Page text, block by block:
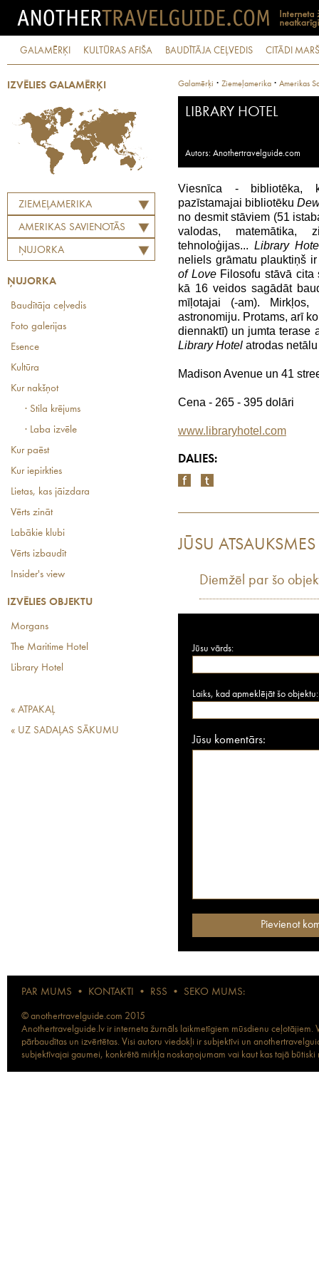
GALAMĒRĶI KULTŪRAS AFIŠA BAUDĪTĀJA CEĻVEDIS CITĀDI
IZVĒLIES GALAMĒRĶI
ZIEMEĻAMERIKA
AMERIKAS SAVIENOTĀS
VALSTIS
ŅUJORKA
ŅUJORKA
Baudītāja ceļvedis
Foto galerijas
Esence
Kultūra
Kur nakšņot
· Stila krējums
· Laba izvēle
Kur paēst
Kur iepirkties
Lietas, kas jāizdara
Vērts zināt
Labākie klubi
Vērts izbaudīt
Insider's view
IZVĒLIES OBJEKTU
Morgans
The Maritime Hotel
Library Hotel
« ATPAKAĻ
« UZ SADAĻAS SĀKUMU
Galamērķi · Ziemeļamerika · Amerikas
LIBRARY HOTEL
Autors: Anothertravelguide.com
Viesnīca - bibliotēka,
pazīstamajai bibliotēku
no desmit stāviem (51
valodas, matemātika,
tehnoloģijas...Library
neliels grāmatu plauktiņš
of LoveFilosofu stāvā cita
kā 16 veidos sagādāt
mīļotajai (-am).
astronomiju. Protams, arī
diennaktī) un jumta terase
Library Hotel atrodas
Madison Avenue un 41
Cena - 265 - 395 dolāri
www.libraryhotel.com
DALIES:
JŪSU ATSAUKSMES
Diemžēl par šo
Jūsu vārds:
Laiks, kad apmeklējāt šo objektu:
Jūsu komentārs:
PAR MUMS • KONTAKTI • RSS • SEKO MUMS:
© anothertravelguide.com 2015
Anothertravelguide.lv ir interneta žurnāls laikmetīgiem mūsdienu
pārbaudītas un izvērtētas. Visi autoru viedokļi ir subjektīvi un
subjektīvajai gaumei, konkrētā mirkļa noskaņojumam vai kaut kas tajā